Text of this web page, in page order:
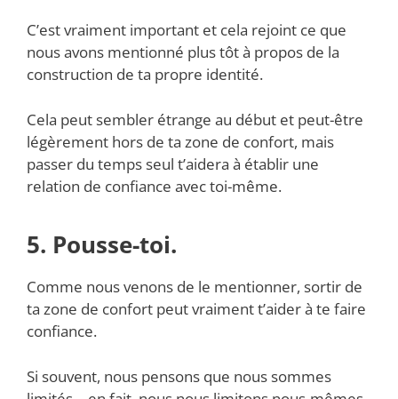
C’est vraiment important et cela rejoint ce que
nous avons mentionné plus tôt à propos de la
construction de ta propre identité.
Cela peut sembler étrange au début et peut-être
légèrement hors de ta zone de confort, mais
passer du temps seul t’aidera à établir une
relation de confiance avec toi-même.
5. Pousse-toi.
Comme nous venons de le mentionner, sortir de
ta zone de confort peut vraiment t’aider à te faire
confiance.
Si souvent, nous pensons que nous sommes